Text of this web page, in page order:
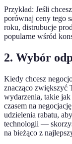
Przykład: Jeśli
porównaj ceny tego
roku, distrubucje
popularne wśród
2. Wybór
Kiedy chcesz
znacząco zwiększyć
wydarzenia, takie
czasem na
udzielenia rabatu,
technologii —
na bieżąco z